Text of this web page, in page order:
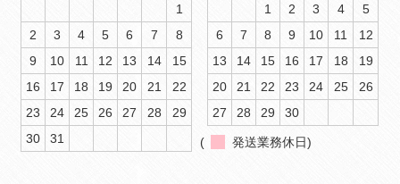
1
2
3 4 5 6 7
8
9
10 11 12 13 14
15
16
17 18 19 20 21
22
23
24 25 26 27 28
29
30
31
1
2 3 4
5
6
7 8 9 10 11
12
13
14 15 16 17 18
19
20
21 22 23 24 25
26
27
28 29 30
( 発送業務休日)